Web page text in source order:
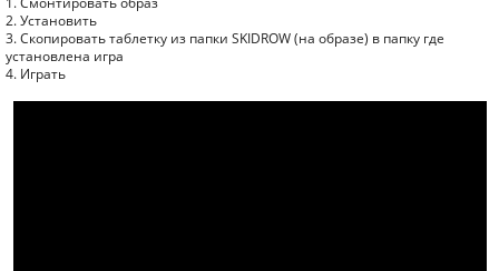
2. Установить
3. Скопировать таблетку из папки SKIDROW (на образе) в папку где
установлена игра
4. Играть